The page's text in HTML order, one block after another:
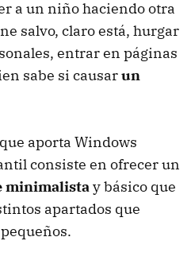
a un niño haciendo otra
salvo, claro está, hurgar
entrar en páginas
sabe si causarun
aporta Windows
consiste en ofrecer un
minimalistay básico que
apartados que